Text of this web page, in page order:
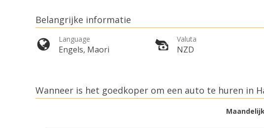
Belangrijke informatie
Language
Engels, Maori
Valuta
NZD
Wanneer is het goedkoper om een auto te huren in